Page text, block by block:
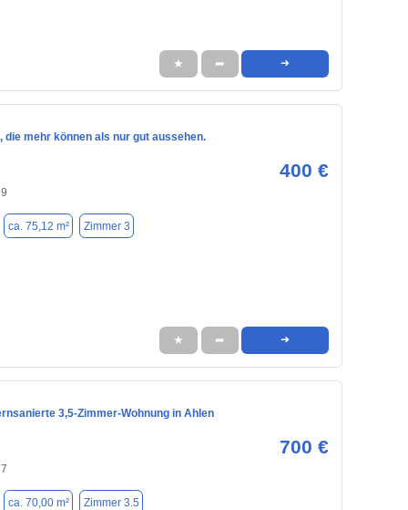
★ ➦ ➜
die mehr können als nur gut aussehen.
400 €
ca. 75,12 m² Zimmer 3
★ ➦ ➜
3,5-Zimmer-Wohnung in Ahlen
700 €
ca. 70,00 m² Zimmer 3.5